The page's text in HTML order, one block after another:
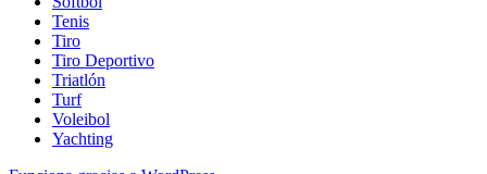
Tenis
Tiro
Tiro Deportivo
Triatlón
Turf
Voleibol
Yachting